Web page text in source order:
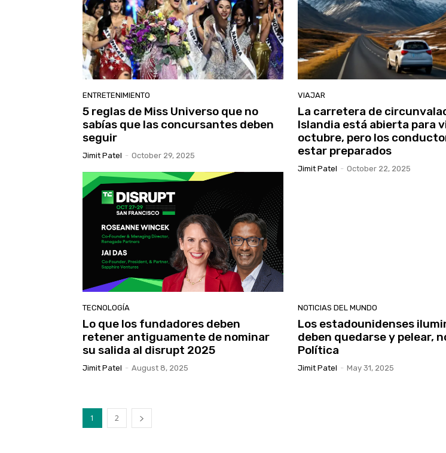
ENTRETENIMIENTO
5 reglas de Miss Universo que no
sabías que las concursantes deben
seguir
Jimit Patel - October 29, 2025
VIAJAR
La carretera de
Islandia está abierta para
octubre, pero los
estar preparados
Jimit Patel - October 22, 2025
TECNOLOGÍA
Lo que los fundadores deben
retener antiguamente de nominar
su salida al disrupt 2025
Jimit Patel - August 8, 2025
NOTICIAS DEL MUNDO
Los estadounidenses
deben quedarse y pelear,
Política
Jimit Patel - May 31, 2025
1 2